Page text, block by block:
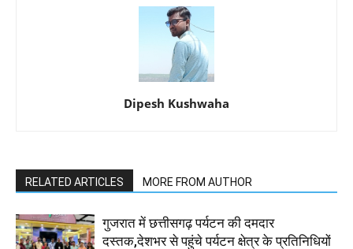
Dipesh Kushwaha
RELATED ARTICLES MORE FROM AUTHOR
गुजरात में छत्तीसगढ़ पर्यटन की दमदार
दस्तक,देशभर से पहुंचे पर्यटन क्षेत्र के प्रतिनिधियों